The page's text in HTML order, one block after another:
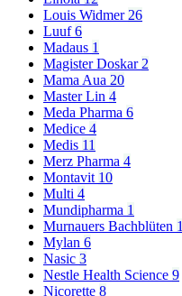
Louis Widmer 26
Luuf6
Madaus 1
Magister Doskar 2
Mama Aua 20
Master Lin 4
Meda Pharma 6
Medice 4
Medis 11
Merz Pharma 4
Montavit 10
Multi 4
Mundipharma 1
Murnauers Bachblüten 1
Mylan 6
Nasic 3
Nestle Health Science 9
Nicorette 8